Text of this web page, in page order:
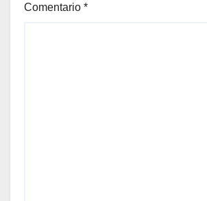
Comentario *